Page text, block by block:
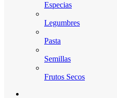
Especias
Legumbres
Pasta
Semillas
Frutos Secos